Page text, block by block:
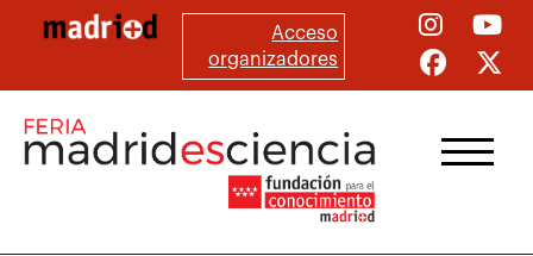
principal
Acceso
organizadores